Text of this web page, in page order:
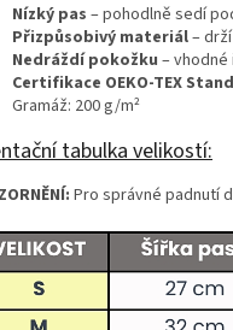
Nízký pas – pohodlně sedí
Přizpůsobivý materiál–
Nedráždí pokožku –
Certifikace OEKO-TEX
Gramáž: 200 g/m²
tabulka velikostí:
Pro správné padnutí